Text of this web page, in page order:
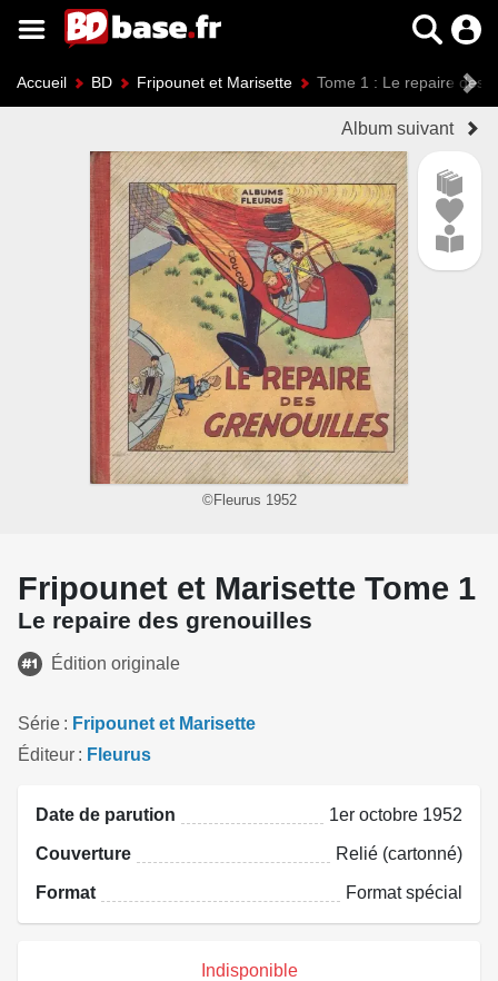
Accueil BD Fripounet et Marisette Tome 1 : Le repaire des
Album suivant
©Fleurus 1952
Fripounet et Marisette Tome 1
Le repaire des grenouilles
Édition originale
Série
Fripounet et Marisette
Éditeur
Fleurus
Date de parution 1er octobre 1952
Couverture Relié (cartonné)
Format Format spécial
Indisponible